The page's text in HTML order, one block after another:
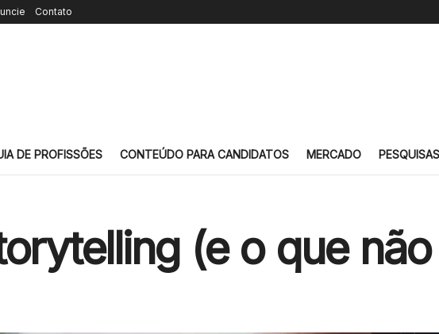
Contato
DE PROFISSÕES CONTEÚDO PARA CANDIDATOS MERCADO PESQUISAS
(e o que